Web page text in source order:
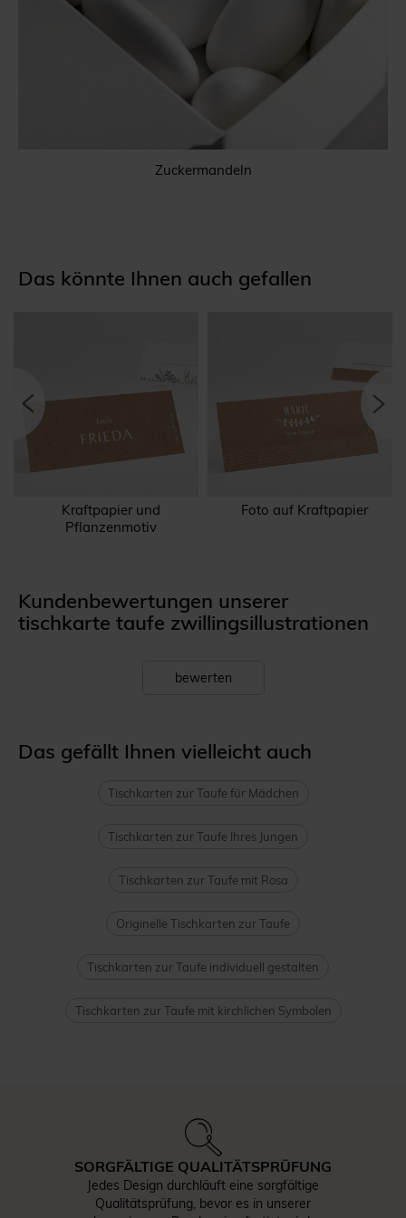
Zuckermandeln
Das könnte Ihnen auch gefallen
Kraftpapier und
Pflanzenmotiv
Foto auf Kraftpapier
Kundenbewertungen unserer
tischkarte taufe zwillingsillustrationen
bewerten
Das gefällt Ihnen vielleicht auch
Tischkarten zur Taufe für Mädchen
Tischkarten zur Taufe Ihres Jungen
Tischkarten zur Taufe mit Rosa
Originelle Tischkarten zur Taufe
Tischkarten zur Taufe individuell gestalten
Tischkarten zur Taufe mit kirchlichen Symbolen
SORGFÄLTIGE QUALITÄTSPRÜFUNG
Jedes Design durchläuft eine sorgfältige
Qualitätsprüfung, bevor es in unserer